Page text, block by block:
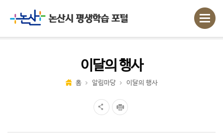
이달의 행사
홈 알림마당 이달의 행사